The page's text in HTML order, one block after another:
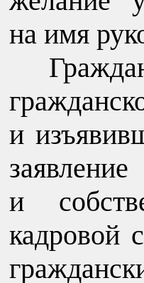
на имя
и
и
кадровой